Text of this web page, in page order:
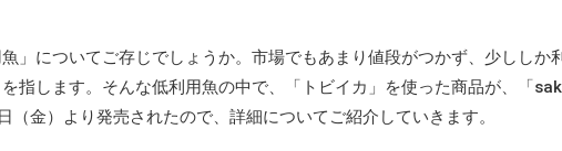
」についてご存じでしょうか。市場でもあまり値段がつかず、少ししか
指します。そんな低利用魚の中で、「トビイカ」を使った商品が、「
（金）より発売されたので、詳細についてご紹介していきます。